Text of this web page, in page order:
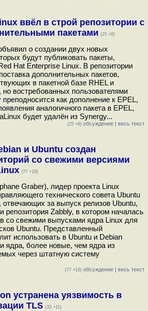
ввёл в строй репозитории с
пакетами (25 +8)
о создании двух новых
будут публиковать пакеты,
Hat Enterprise Linux. В репозитории
дополнительных пакетов,
в пакетной базе RHEL и
но востребованных пользователями
как дополнение к EPEL,
аналогичного пакета в EPEL,
будет удалён из Synergy...
(25 +8) обсуждение | весь текст
и Ubuntu создан
со свежими версиями
(77 +16)
Graber), лидер проекта Linux
технического совета Ubuntu
отвечающих за выпуск релизов Ubuntu,
репозитория Zabbly, в котором началась
со свежими выпусками ядра Linux для
Ubuntu. Представленный
использовать в Ubuntu и Debian
ядра, более новые, чем ядра из
через штатную систему
(77 +16) обсуждение | весь текст
устранена уязвимость в
TLS (33 +11)